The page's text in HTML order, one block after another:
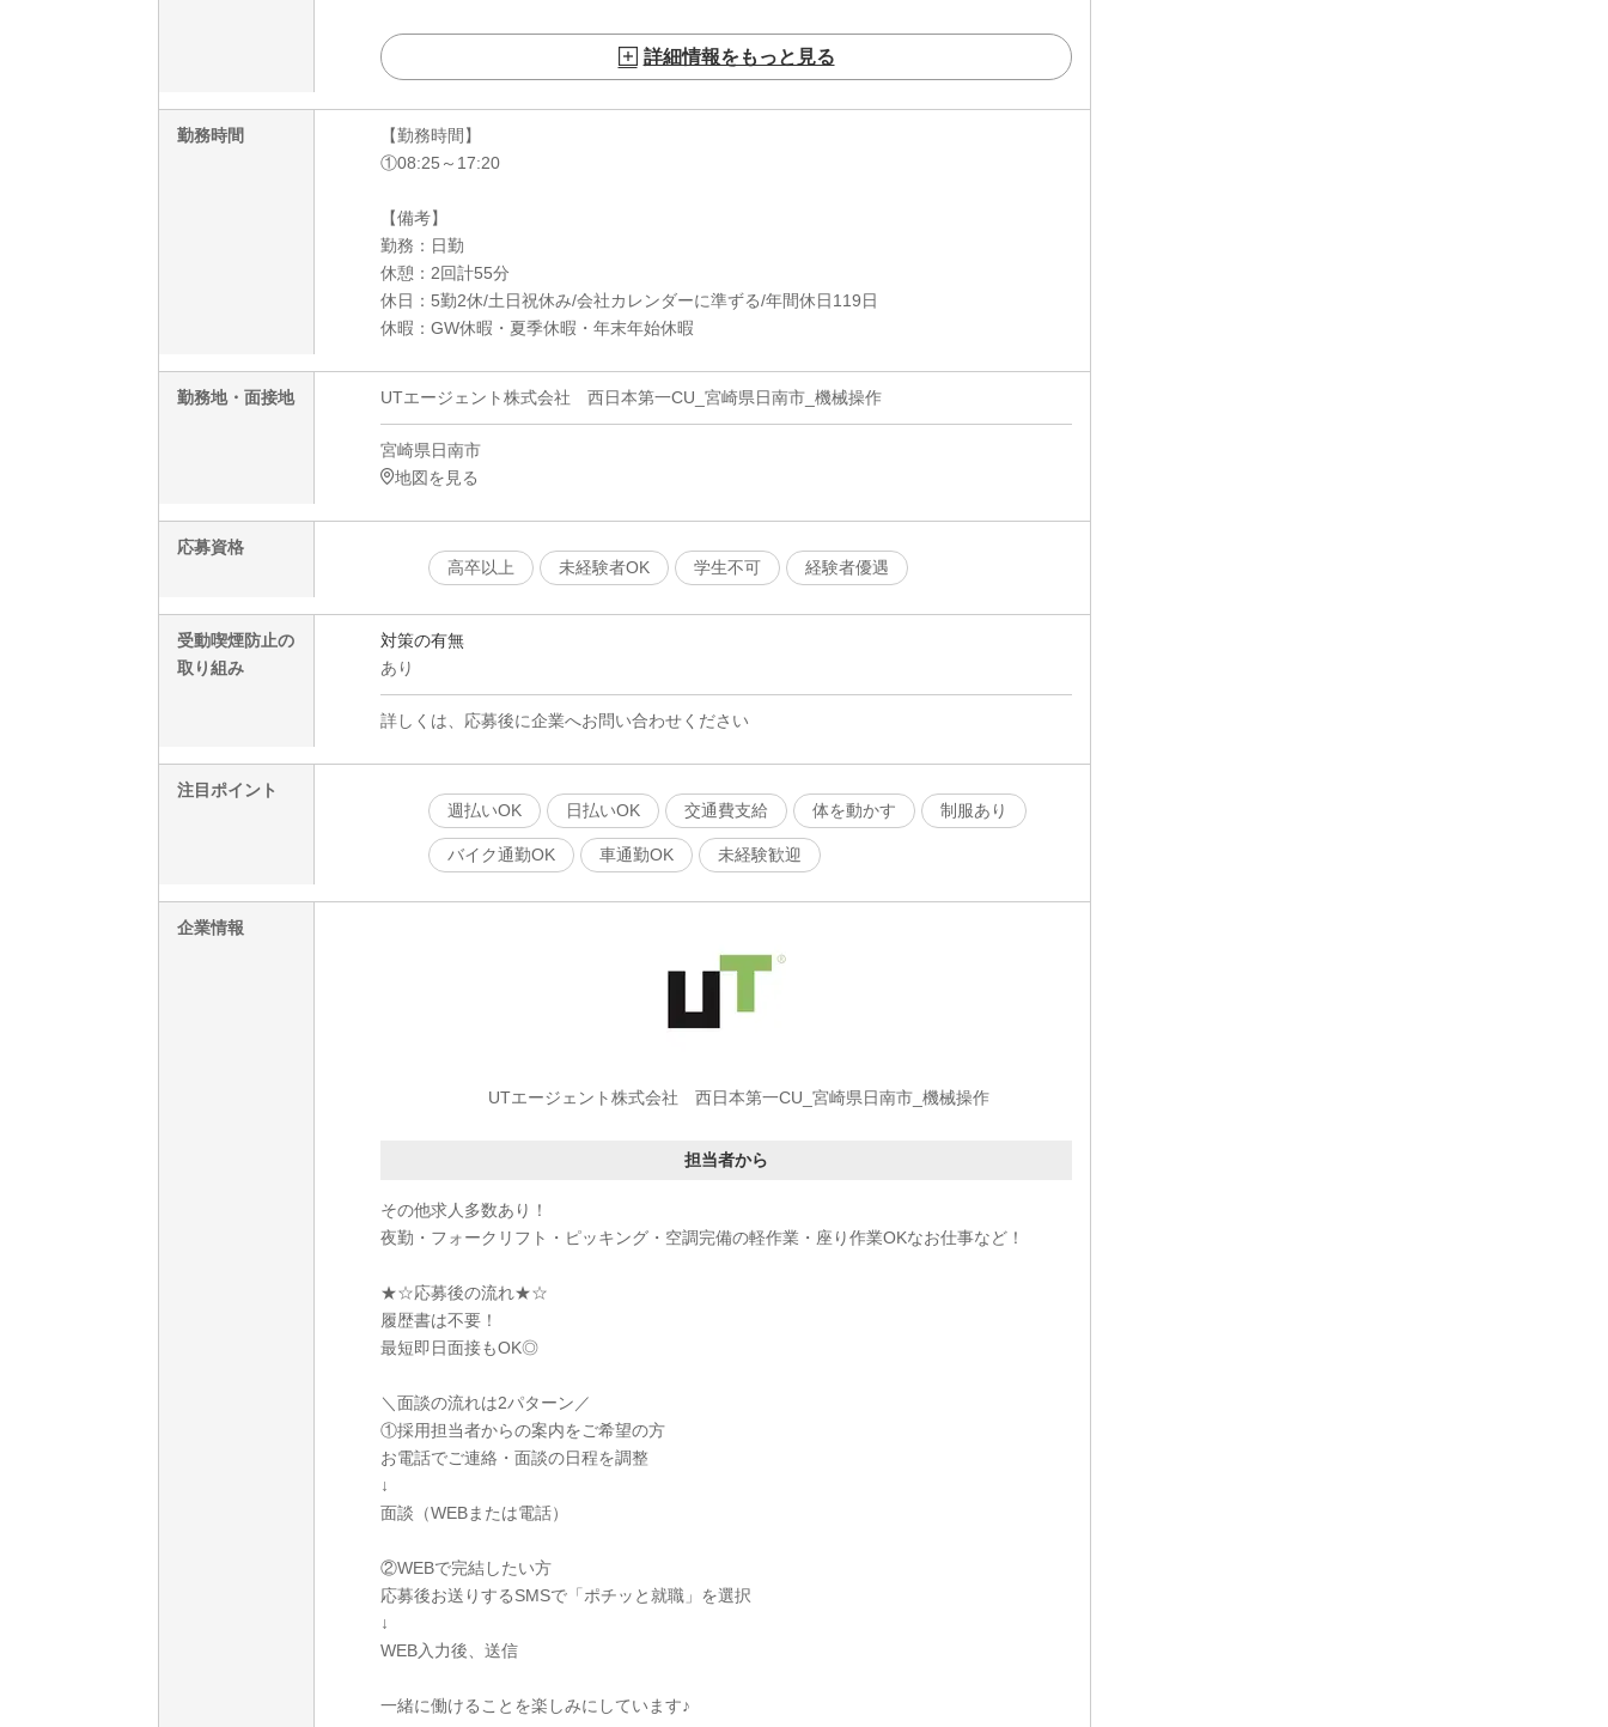
詳細情報をもっと見る
勤務時間
【勤務時間】
①08:25～17:20
【備考】
勤務：日勤
休憩：2回計55分
休日：5勤2休/土日祝休み/会社カレンダーに準ずる/年間休日119日
休暇：GW休暇・夏季休暇・年末年始休暇
勤務地・面接地 UTエージェント株式会社 西日本第一CU_宮崎県日南市_機械操作
宮崎県日南市
地図を見る
応募資格
高卒以上
未経験者OK 学生不可 経験者優遇
受動喫煙防止の
取り組み
対策の有無
あり
詳しくは、応募後に企業へお問い合わせください
注目ポイント
週払いOK
日払いOK 交通費支給 体を動かす 制服あり
バイク通勤OK 車通勤OK 未経験歓迎
企業情報
UTエージェント株式会社 西日本第一CU_宮崎県日南市_機械操作
担当者から
その他求人多数あり！
夜勤・フォークリフト・ピッキング・空調完備の軽作業・座り作業OKなお仕事など！
★☆応募後の流れ★☆
履歴書は不要！
最短即日面接もOK◎
＼面談の流れは2パターン／
①採用担当者からの案内をご希望の方
お電話でご連絡・面談の日程を調整
↓
面談（WEBまたは電話）
②WEBで完結したい方
応募後お送りするSMSで「ポチッと就職」を選択
↓
WEB入力後、送信
一緒に働けることを楽しみにしています♪